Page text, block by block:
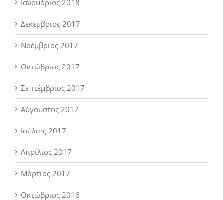
Ιανουάριος 2018
Δεκέμβριος 2017
Νοέμβριος 2017
Οκτώβριος 2017
Σεπτέμβριος 2017
Αύγουστος 2017
Ιούλιος 2017
Απρίλιος 2017
Μάρτιος 2017
Οκτώβριος 2016